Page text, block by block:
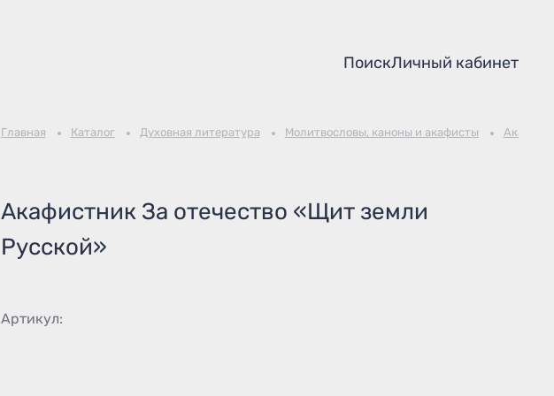
ПоискЛичный кабинет
Главная Каталог Духовная литература Молитвословы, каноны и акафисты
Акафистник За отечество «Щит земли
Русской»
Артикул: